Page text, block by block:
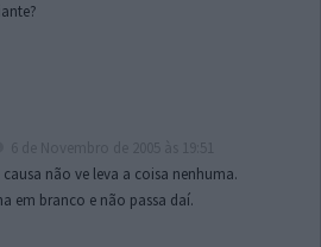
não ve leva a coisa nenhuma.
em branco e não passa daí.